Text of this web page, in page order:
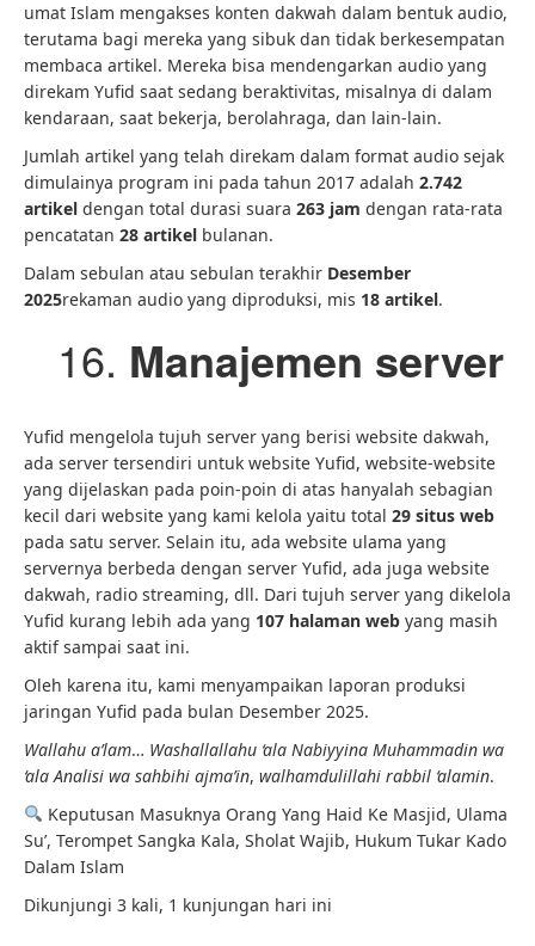
umat Islam mengakses konten dakwah dalam bentuk audio,
terutama bagi mereka yang sibuk dan tidak berkesempatan
membaca artikel. Mereka bisa mendengarkan audio yang
direkam Yufid saat sedang beraktivitas, misalnya di dalam
kendaraan, saat bekerja, berolahraga, dan lain-lain.
Jumlah artikel yang telah direkam dalam format audio sejak
dimulainya program ini pada tahun 2017 adalah 2.742
artikel dengan total durasi suara 263 jam dengan rata-rata
pencatatan 28 artikel bulanan.
Dalam sebulan atau sebulan terakhir Desember
2025rekaman audio yang diproduksi, mis 18 artikel.
Manajemen server
Yufid mengelola tujuh server yang berisi website dakwah,
ada server tersendiri untuk website Yufid, website-website
yang dijelaskan pada poin-poin di atas hanyalah sebagian
kecil dari website yang kami kelola yaitu total 29 situs web
pada satu server. Selain itu, ada website ulama yang
servernya berbeda dengan server Yufid, ada juga website
dakwah, radio streaming, dll. Dari tujuh server yang dikelola
Yufid kurang lebih ada yang 107 halaman web yang masih
aktif sampai saat ini.
Oleh karena itu, kami menyampaikan laporan produksi
jaringan Yufid pada bulan Desember 2025.
Wallahu a’lam… Washallallahu ‘ala Nabiyyina Muhammadin wa
‘ala Analisi wa sahbihi ajma’in, walhamdulillahi rabbil ‘alamin.
Keputusan Masuknya Orang Yang Haid Ke Masjid, Ulama
Su’, Terompet Sangka Kala, Sholat Wajib, Hukum Tukar Kado
Dalam Islam
Dikunjungi 3 kali, 1 kunjungan hari ini